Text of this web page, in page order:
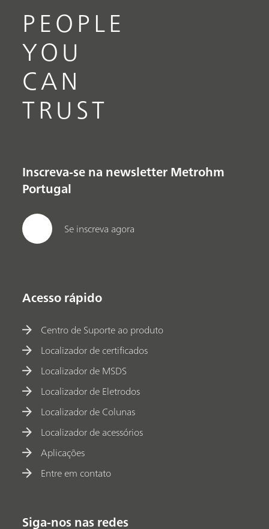
PEOPLE
YOU
CAN
TRUST
Inscreva-se na newsletter Metrohm
Portugal
Se inscreva agora
Acesso rápido
Centro de Suporte ao produto
Localizador de certificados
Localizador de MSDS
Localizador de Eletrodos
Localizador de Colunas
Localizador de acessórios
Aplicações
Entre em contato
Siga-nos nas redes